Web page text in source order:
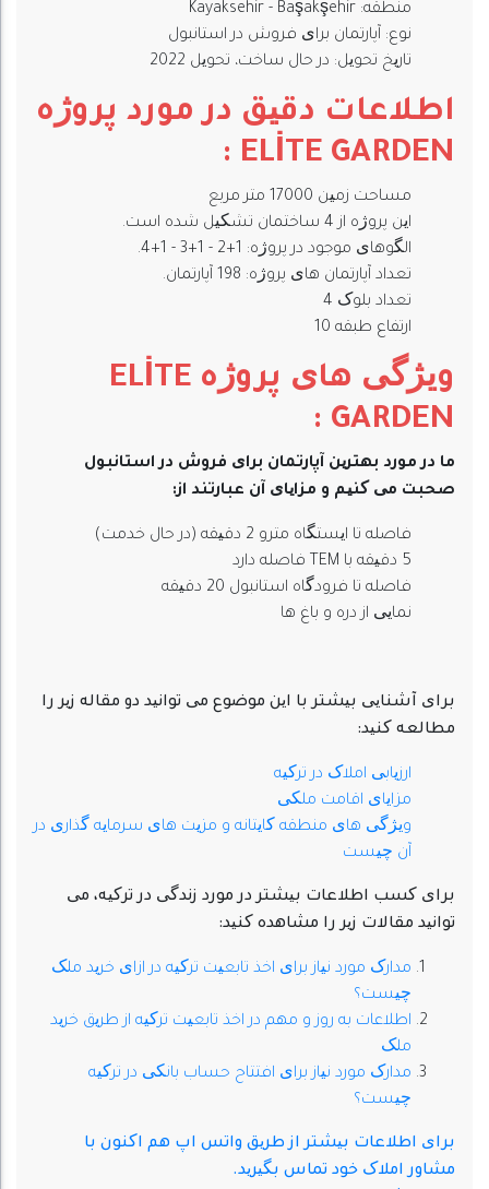
منطقه: Kayaksehir - Başakşehir
نوع: آپارتمان برای فروش در استانبول
تاریخ تحویل: در حال ساخت، تحویل 2022
اطلاعات دقیق در مورد پروژه
ELİTE GARDEN
:
مساحت زمین 17000 متر مربع
این پروژه از 4 ساختمان تشکیل شده است.
الگوهای موجود در پروژه: 1+2 - 1+3 - 1+4.
تعداد آپارتمان های پروژه: 198 آپارتمان.
تعداد بلوک 4
ارتفاع طبقه 10
ویژگی های پروژه ELİTE
GARDEN
:
ما در مورد بهترین آپارتمان برای فروش در استانبول
صحبت می کنیم و مزایای آن عبارتند از:
فاصله تا ایستگاه مترو 2 دقیقه (در حال خدمت)
5 دقیقه با TEM فاصله دارد
فاصله تا فرودگاه استانبول 20 دقیقه
نمایی از دره و باغ ها
برای آشنایی بیشتر با این موضوع می توانید دو مقاله زیر را
مطالعه کنید:
ارزیابی املاک در ترکیه
مزایای اقامت ملکی
ویژگی های منطقه کایتانه و مزیت های سرمایه گذاری در
آن چیست
برای کسب اطلاعات بیشتر در مورد زندگی در ترکیه، می
توانید مقالات زیر را مشاهده کنید:
مدارک مورد نیاز برای اخذ تابعیت ترکیه در ازای خرید ملک
چیست؟
اطلاعات به روز و مهم در اخذ تابعیت ترکیه از طریق خرید
ملک
مدارک مورد نیاز برای افتتاح حساب بانکی در ترکیه
چیست؟
برای اطلاعات بیشتر از طریق واتس اپ هم اکنون با
مشاور املاک خود تماس بگیرید.